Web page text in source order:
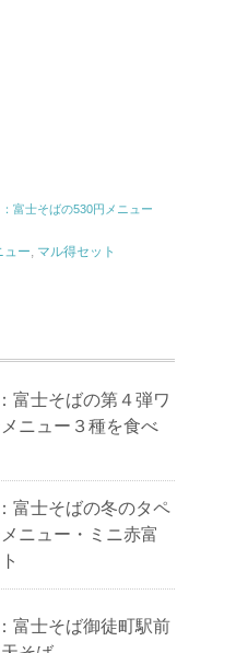
富士そばの530円メニュー
ュー, マル得セット
富士そばの第４弾ワ
ニュー３種を食べ
富士そばの冬のタペ
ニュー・ミニ赤富
富士そば御徒町駅前